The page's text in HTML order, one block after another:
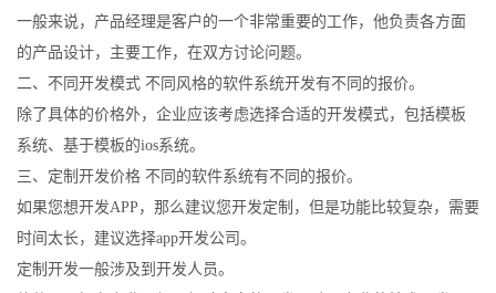
一般来说，产品经理是客户的一个非常重要的工作，他负责各方面
的产品设计，主要工作，在双方讨论问题。
二、不同开发模式 不同风格的软件系统开发有不同的报价。
除了具体的价格外，企业应该考虑选择合适的开发模式，包括模板
系统、基于模板的ios系统。
三、定制开发价格 不同的软件系统有不同的报价。
如果您想开发APP，那么建议您开发定制，但是功能比较复杂，需要
时间太长，建议选择app开发公司。
定制开发一般涉及到开发人员。